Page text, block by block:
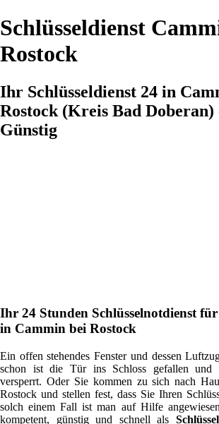
Schlüsseldienst
Rostock
Ihr Schlüsseldienst 24 in
Rostock (Kreis Bad
Günstig
Ihr 24 Stunden Schlüsselnotdienst
in Cammin bei Rostock
Ein offen stehendes Fenster und dessen
schon ist die Tür ins Schloss gefallen
versperrt. Oder Sie kommen zu sich nach
Rostock und stellen fest, dass Sie Ihren
solch einem Fall ist man auf Hilfe
kompetent, günstig und schnell als